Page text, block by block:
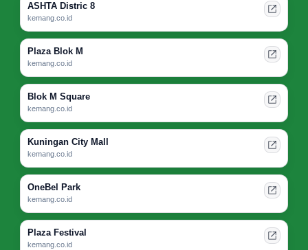
ASHTA Distric 8
kemang.co.id
Plaza Blok M
kemang.co.id
Blok M Square
kemang.co.id
Kuningan City Mall
kemang.co.id
OneBel Park
kemang.co.id
Plaza Festival
kemang.co.id